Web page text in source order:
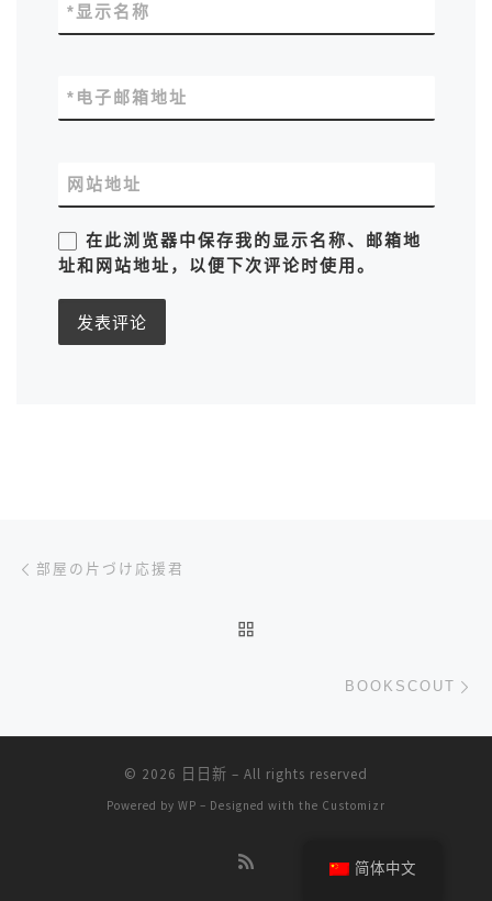
显示名称
*
电子邮箱地址
*
网站地址
在此浏览器中保存我的显示名称、邮箱地
址和网站地址，以便下次评论时使用。
文章导航
部屋の片づけ応援君
BOOKSCOUT
© 2026 日日新 – All rights reserved
Powered by WP – Designed with the Customizr
简体中文